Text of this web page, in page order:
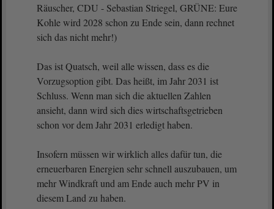
Räuscher, CDU - Sebastian Striegel, GRÜNE: Eure
Kohle wird 2028 schon zu Ende sein, dann rechnet
sich das nicht mehr!)
Das ist Quatsch, weil alle wissen, dass es die
Vorzugsoption gibt. Das heißt, im Jahr 2031 ist
Schluss. Wenn man sich die aktuellen Zahlen
ansieht, dann wird sich dies wirtschaftsgetrieben
schon vor dem Jahr 2031 erledigt haben.
Insofern müssen wir wirklich alles dafür tun, die
erneuerbaren Energien sehr schnell auszubauen, um
mehr Windkraft und am Ende auch mehr PV in
diesem Land zu haben.